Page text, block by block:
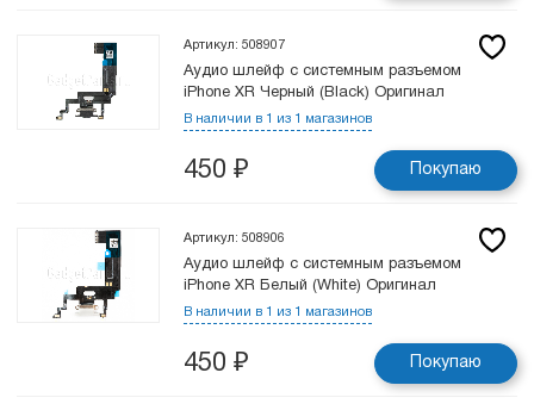
Артикул: 508907
Аудио шлейф с системным разъемом
iPhone XR Черный (Black) Оригинал
В наличии в 1 из 1 магазинов
450 ₽ Покупаю
Артикул: 508906
Аудио шлейф с системным разъемом
iPhone XR Белый (White) Оригинал
В наличии в 1 из 1 магазинов
450 ₽ Покупаю